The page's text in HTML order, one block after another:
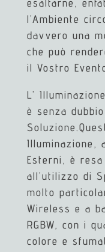
l’Ambiente
davvero una
che può
il Vostro
L’
è senza
Illuminazione,
Esterni, è
all’utilizzo di
molto
Wireless e a
RGBW, con i
colore e